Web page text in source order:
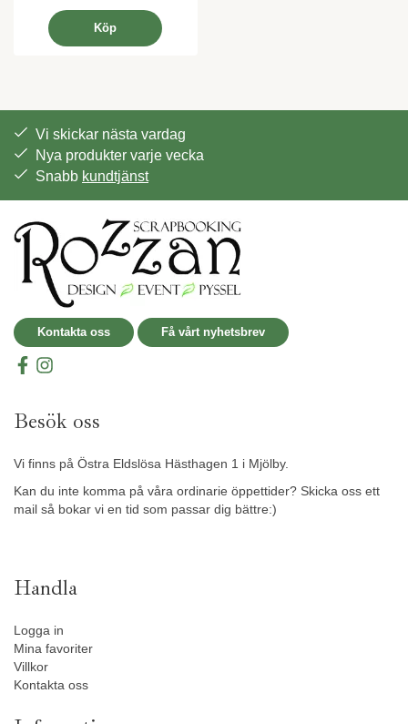
Köp
Vi skickar nästa vardag
Nya produkter varje vecka
Snabb kundtjänst
Kontakta oss Få vårt nyhetsbrev
Besök oss
Vi finns på Östra Eldslösa Hästhagen 1 i Mjölby.
Kan du inte komma på våra ordinarie öppettider? Skicka oss ett
mail så bokar vi en tid som passar dig bättre:)
Handla
Logga in
Mina favoriter
Villkor
Kontakta oss